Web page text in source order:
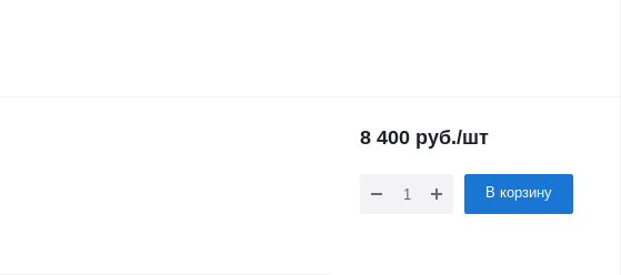
8 400 руб./шт
В корзину